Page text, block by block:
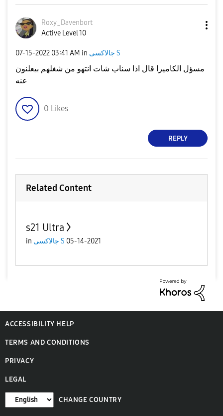
Roxy_Davenbort
Active Level 10
‎07-15-2022 03:41 AM in جالاكسى S
مسؤل الكاميرا قال اذا سناب شات انتهو من شغلهم بيعلنون
عنه
0 Likes
REPLY
Related Content
s21 Ultra
in جالاكسى S 05-14-2021
ACCESSIBILITY HELP
TERMS AND CONDITIONS
PRIVACY
LEGAL
CHANGE COUNTRY